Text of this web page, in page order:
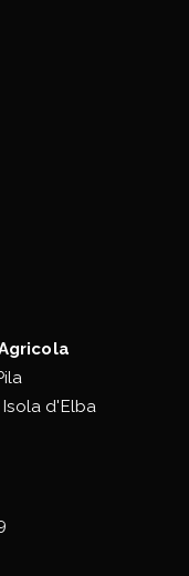
Isola d'Elba